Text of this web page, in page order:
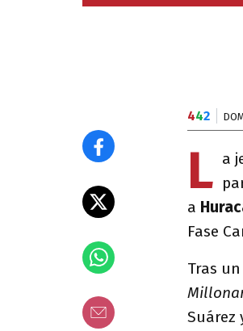
442
L a
a
Fase
Tras
Suárez